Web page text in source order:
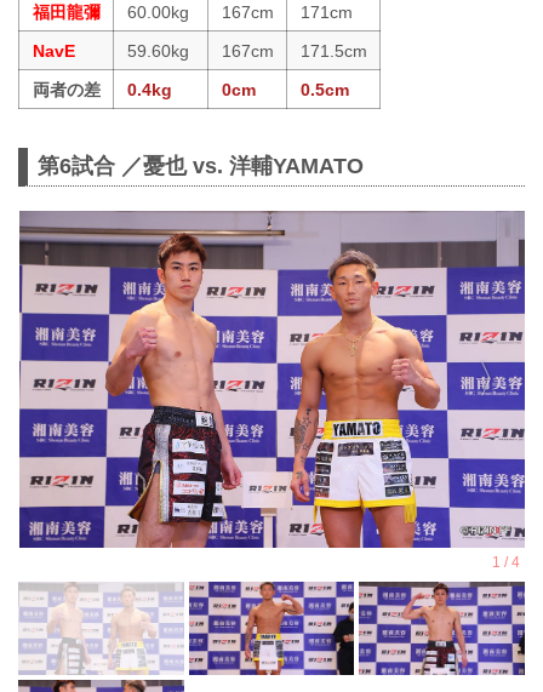
福田龍彌
60.00kg 167cm
171cm
NavE
59.60kg 167cm
171.5cm
両者の差
0.4kg 0cm 0.5cm
第6試合 ／憂也 vs. 洋輔YAMATO